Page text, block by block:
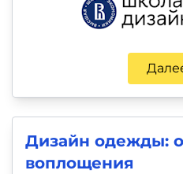
Дизайн одежды:
воплощения